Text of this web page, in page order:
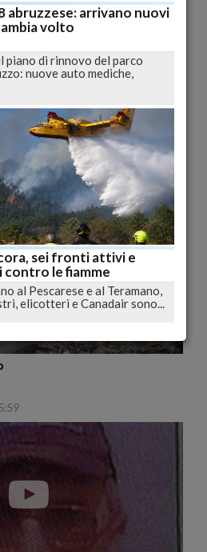
caldo ovunque
in Italia fornite dal Servizio
Militare....
abruzzese: arrivano nuovi
volto
piano di rinnovo del parco
nuove auto mediche,
sei fronti attivi e
le fiamme
al Pescarese e al Teramano,
elicotteri e Canadair sono...